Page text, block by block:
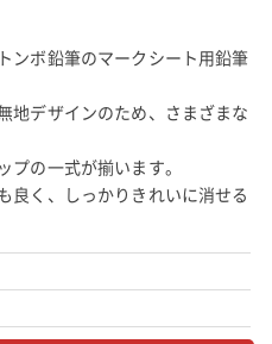
ンボ鉛筆のマークシート用鉛筆
地デザインのため、さまざまな
の一式が揃います。
良く、しっかりきれいに消せる